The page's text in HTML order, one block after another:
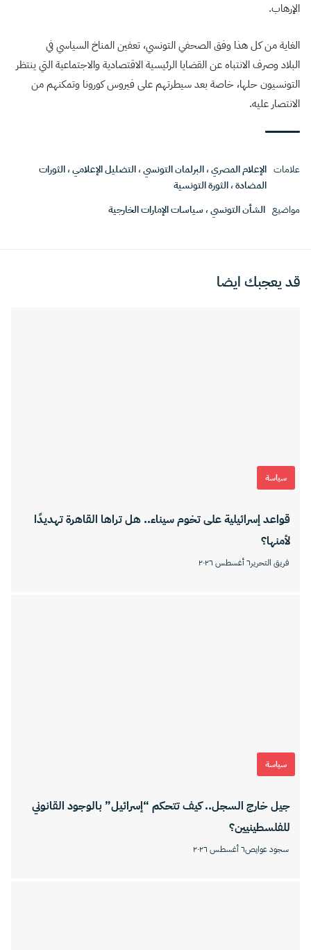
الإرهاب.
الغاية من كل هذا وفق الصحفي التونسي، تعفين المناخ السياسي في
البلاد وصرف الانتباه عن القضايا الرئيسية الاقتصادية والاجتماعية التي ينتظر
التونسيون حلها، خاصة بعد سيطرتهم على فيروس كورونا وتمكنهم من
الانتصار عليه.
علامات الإعلام المصري،البرلمان التونسي،التضليل الإعلامي،الثورات
المضادة،الثورة التونسية
مواضيع الشأن التونسي، سياسات الإمارات الخارجية
قد يعجبك ايضا
سياسة
قواعد إسرائيلية على تخوم سيناء.. هل تراها القاهرة تهديدًا
لأمنها؟
فريق التحرير٦ أغسطس ٢٠٢٦
سياسة
جيل خارج السجل.. كيف تتحكم “إسرائيل” بالوجود القانوني
للفلسطينيين؟
سجود عوايص٦ أغسطس ٢٠٢٦